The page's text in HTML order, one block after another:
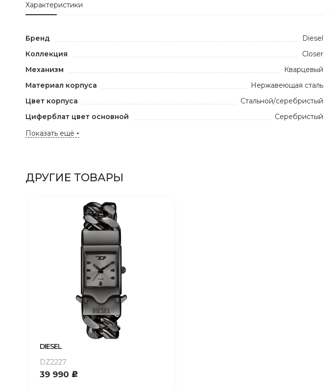
Характеристики
Бренд
Diesel
Коллекция
Closer
Механизм
Кварцевый
Материал корпуса
Нержавеющая сталь
Цвет корпуса
Стальной/серебристый
Циферблат цвет основной
Серебристый
Показать ещё
ДРУГИЕ ТОВАРЫ
DIESEL
DZ2227
39 990 c